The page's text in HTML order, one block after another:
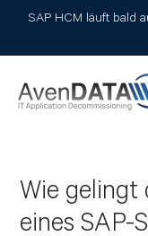
SAP HCM läuft bald
Wie gelingt
eines SAP-